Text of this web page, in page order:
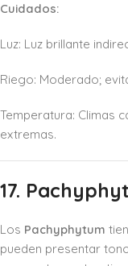
Cuidados:
Luz: Luz brillante
Riego: Moderado;
Temperatura: Climas
extremas.
17.
Los Pachyphytum
pueden presentar